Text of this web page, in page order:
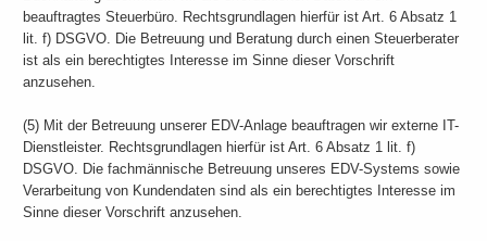
beauftragtes Steuerbüro. Rechtsgrundlagen hierfür ist Art. 6 Absatz 1
lit. f) DSGVO. Die Betreuung und Beratung durch einen Steuerberater
ist als ein berechtigtes Interesse im Sinne dieser Vorschrift
anzusehen.
(5) Mit der Betreuung unserer EDV-Anlage beauftragen wir externe IT-
Dienstleister. Rechtsgrundlagen hierfür ist Art. 6 Absatz 1 lit. f)
DSGVO. Die fachmännische Betreuung unseres EDV-Systems sowie
Verarbeitung von Kundendaten sind als ein berechtigtes Interesse im
Sinne dieser Vorschrift anzusehen.